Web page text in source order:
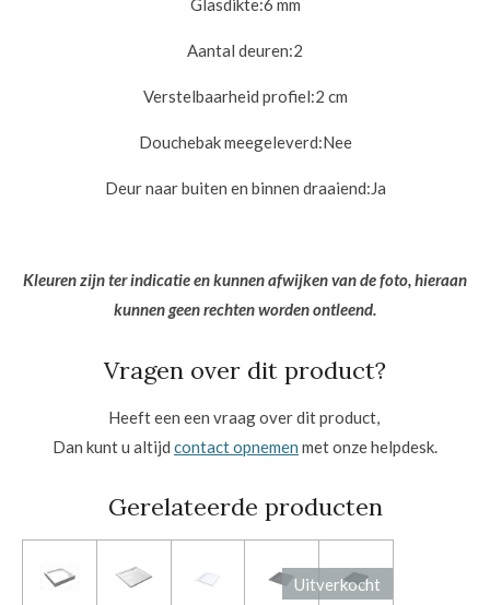
Glasdikte:6 mm
Aantal deuren:2
Verstelbaarheid profiel:2 cm
Douchebak meegeleverd:Nee
Deur naar buiten en binnen draaiend:Ja
Kleuren zijn ter indicatie en kunnen afwijken van de foto, hieraan
kunnen geen rechten worden ontleend.
Vragen over dit product?
Heeft een een vraag over dit product,
Dan kunt u altijd contact opnemen met onze helpdesk.
Gerelateerde producten
Uitverkocht